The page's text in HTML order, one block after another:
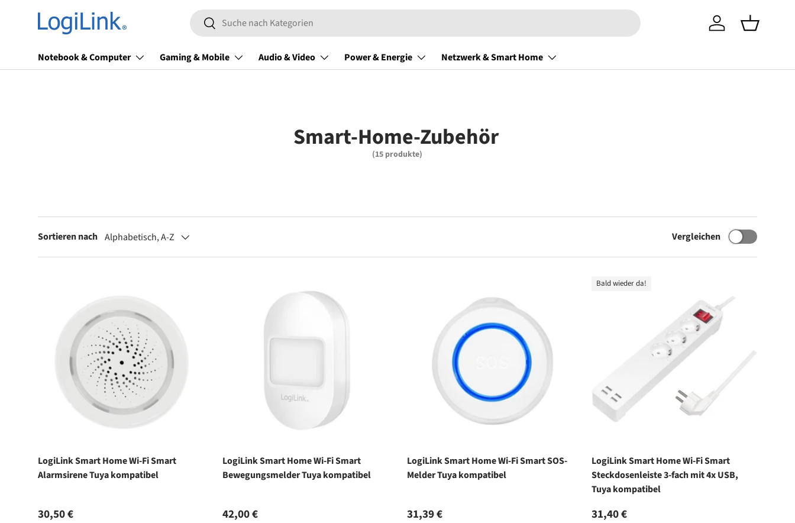
Direkt zum Inhalt
Suchen
Suchen Einloggen
Notebook & Computer Gaming & Mobile Audio & Video Power & Energie Netzwerk & Smart Home
Smart-Home-Zubehör
(15 produkte)
Sortieren nach Alphabetisch, A-Z Vergleichen
LogiLink Smart Home Wi-Fi Smart
Alarmsirene Tuya kompatibel
Normaler Preis
30,50 €
LogiLink Smart Home Wi-Fi Smart
Bewegungsmelder Tuya kompatibel
Normaler Preis
42,00 €
LogiLink Smart Home Wi-Fi Smart SOS-
Melder Tuya kompatibel
Normaler Preis
31,39 €
Bald wieder da!
LogiLink Smart Home Wi-Fi Smart
Steckdosenleiste 3-fach mit 4x USB,
Tuya kompatibel
Normaler Preis
31,40 €